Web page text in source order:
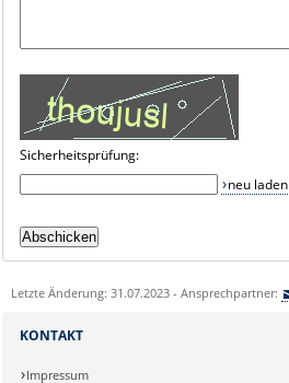
Sicherheitsprüfung:
neu laden
Letzte Änderung: 31.07.2023 - Ansprechpartner:
KONTAKT
Impressum